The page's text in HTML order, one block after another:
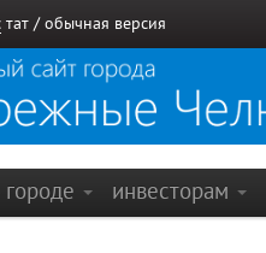
тат / обычная версия
городе инвесторам